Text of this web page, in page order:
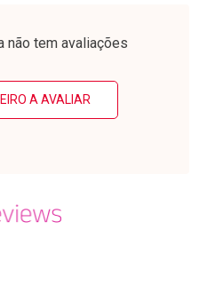
Laboratório
Por Menos
não tem avaliações
A AVALIAR